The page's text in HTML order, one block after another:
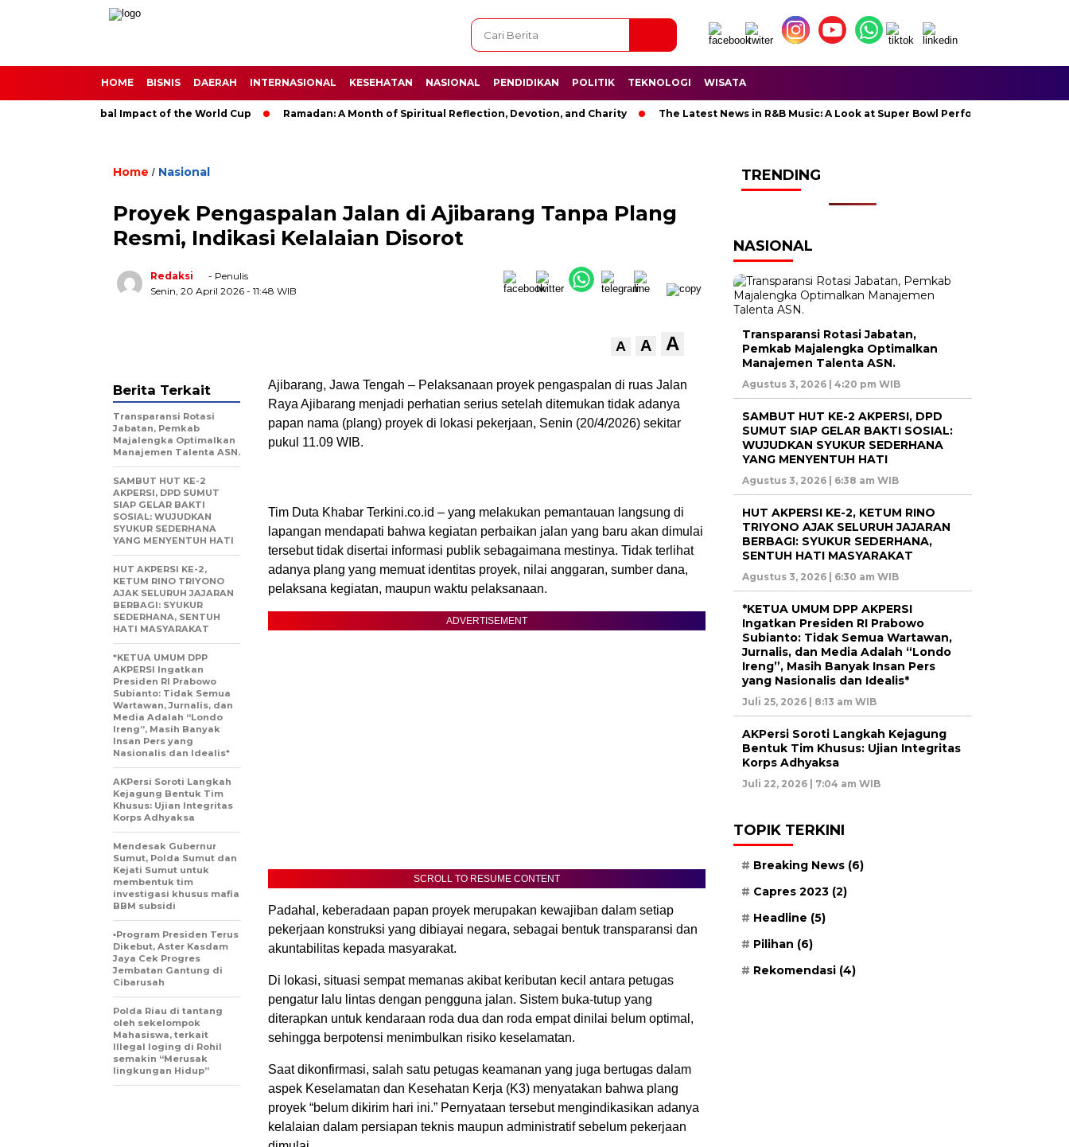
HOME BISNIS DAERAH INTERNASIONAL KESEHATAN NASIONAL PENDIDIKAN POLITIK TEKNOLOGI WISATA
The Global Impact of the World Cup Ramadan: A Month of Spiritual Reflection, Devotion, and Charity The Latest News in R&B Music: A Look at Super Bowl Performances, New
Home / Nasional
Proyek Pengaspalan Jalan di Ajibarang Tanpa Plang
Resmi, Indikasi Kelalaian Disorot
Redaksi
- Penulis
Senin, 20 April 2026 - 11:48 WIB
A A A
Ajibarang, Jawa Tengah – Pelaksanaan proyek pengaspalan di ruas Jalan
Raya Ajibarang menjadi perhatian serius setelah ditemukan tidak adanya
papan nama (plang) proyek di lokasi pekerjaan, Senin (20/4/2026) sekitar
pukul 11.09 WIB.
Tim Duta Khabar Terkini.co.id – yang melakukan pemantauan langsung di
lapangan mendapati bahwa kegiatan perbaikan jalan yang baru akan dimulai
tersebut tidak disertai informasi publik sebagaimana mestinya. Tidak terlihat
adanya plang yang memuat identitas proyek, nilai anggaran, sumber dana,
pelaksana kegiatan, maupun waktu pelaksanaan.
ADVERTISEMENT
SCROLL TO RESUME CONTENT
Padahal, keberadaan papan proyek merupakan kewajiban dalam setiap
pekerjaan konstruksi yang dibiayai negara, sebagai bentuk transparansi dan
akuntabilitas kepada masyarakat.
Di lokasi, situasi sempat memanas akibat keributan kecil antara petugas
pengatur lalu lintas dengan pengguna jalan. Sistem buka-tutup yang
diterapkan untuk kendaraan roda dua dan roda empat dinilai belum optimal,
sehingga berpotensi menimbulkan risiko keselamatan.
Saat dikonfirmasi, salah satu petugas keamanan yang juga bertugas dalam
aspek Keselamatan dan Kesehatan Kerja (K3) menyatakan bahwa plang
proyek “belum dikirim hari ini.” Pernyataan tersebut mengindikasikan adanya
kelalaian dalam persiapan teknis maupun administratif sebelum pekerjaan
Berita Terkait
Transparansi Rotasi
Jabatan, Pemkab
Majalengka Optimalkan
Manajemen Talenta ASN.
SAMBUT HUT KE-2
AKPERSI, DPD SUMUT
SIAP GELAR BAKTI
SOSIAL: WUJUDKAN
SYUKUR SEDERHANA
YANG MENYENTUH HATI
HUT AKPERSI KE-2,
KETUM RINO TRIYONO
AJAK SELURUH JAJARAN
BERBAGI: SYUKUR
SEDERHANA, SENTUH
HATI MASYARAKAT
*KETUA UMUM DPP
AKPERSI Ingatkan
Presiden RI Prabowo
Subianto: Tidak Semua
Wartawan, Jurnalis, dan
Media Adalah “Londo
Ireng”, Masih Banyak
Insan Pers yang
Nasionalis dan Idealis*
AKPersi Soroti Langkah
Kejagung Bentuk Tim
Khusus: Ujian Integritas
Korps Adhyaksa
Mendesak Gubernur
Sumut, Polda Sumut dan
Kejati Sumut untuk
membentuk tim
investigasi khusus mafia
BBM subsidi
▪︎Program Presiden Terus
Dikebut, Aster Kasdam
Jaya Cek Progres
Jembatan Gantung di
Cibarusah
Polda Riau di tantang
oleh sekelompok
Mahasiswa, terkait
Illegal loging di Rohil
semakin “Merusak
lingkungan Hidup”
TRENDING
NASIONAL
Transparansi Rotasi Jabatan,
Pemkab Majalengka Optimalkan
Manajemen Talenta ASN.
Agustus 3, 2026 | 4:20 pm WIB
SAMBUT HUT KE-2 AKPERSI, DPD
SUMUT SIAP GELAR BAKTI SOSIAL:
WUJUDKAN SYUKUR SEDERHANA
YANG MENYENTUH HATI
Agustus 3, 2026 | 6:38 am WIB
HUT AKPERSI KE-2, KETUM RINO
TRIYONO AJAK SELURUH JAJARAN
BERBAGI: SYUKUR SEDERHANA,
SENTUH HATI MASYARAKAT
Agustus 3, 2026 | 6:30 am WIB
*KETUA UMUM DPP AKPERSI
Ingatkan Presiden RI Prabowo
Subianto: Tidak Semua Wartawan,
Jurnalis, dan Media Adalah “Londo
Ireng”, Masih Banyak Insan Pers
yang Nasionalis dan Idealis*
Juli 25, 2026 | 8:13 am WIB
AKPersi Soroti Langkah Kejagung
Bentuk Tim Khusus: Ujian Integritas
Korps Adhyaksa
Juli 22, 2026 | 7:04 am WIB
TOPIK TERKINI
Breaking News (6)
Capres 2023 (2)
Headline (5)
Pilihan (6)
Rekomendasi (4)